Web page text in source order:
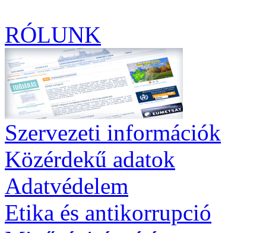
RÓLUNK
Szervezeti információk
Közérdekű adatok
Adatvédelem
Etika és antikorrupció